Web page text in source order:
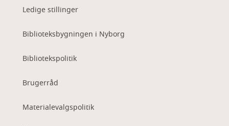
Ledige stillinger
Biblioteksbygningen i Nyborg
Bibliotekspolitik
Brugerråd
Materialevalgspolitik